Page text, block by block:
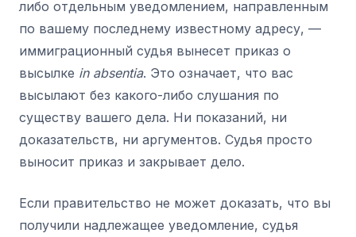
либо отдельным уведомлением, направленным
по вашему последнему известному адресу, —
иммиграционный судья вынесет приказ о
высылке in absentia. Это означает, что вас
высылают без какого-либо слушания по
существу вашего дела. Ни показаний, ни
доказательств, ни аргументов. Судья просто
выносит приказ и закрывает дело.
Если правительство не может доказать, что вы
получили надлежащее уведомление, судья